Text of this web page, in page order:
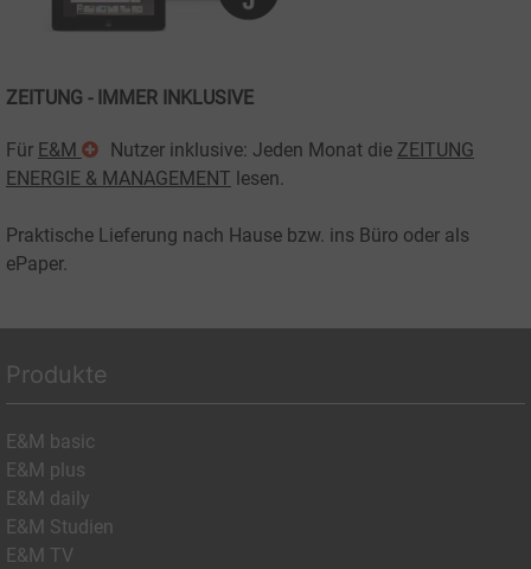
ZEITUNG - IMMER INKLUSIVE
Für E&M Nutzer inklusive: Jeden Monat die ZEITUNG
ENERGIE & MANAGEMENT lesen.
Praktische Lieferung nach Hause bzw. ins Büro oder als
ePaper.
Produkte
E&M basic
E&M plus
E&M daily
E&M Studien
E&M TV